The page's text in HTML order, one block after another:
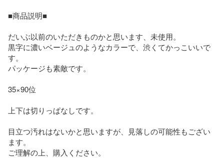
■商品説明■
だいぶ以前のいただきものかと思います、未使用。
黒字に濃いベージュのようなカラーで、渋くてかっこいいで
す。
パッケージも素敵です。
35×90位
上下は切りっぱなしです。
目立つ汚れはないかと思いますが、見落しの可能性もござい
ます。
ご理解の上、購入ください。